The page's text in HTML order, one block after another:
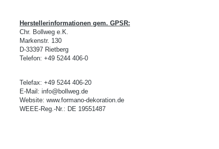
Herstellerinformationen gem. GPSR:
Chr. Bollweg e.K.
Markenstr. 130
D-33397 Rietberg
Telefon: +49 5244 406-0
Telefax: +49 5244 406-20
E-Mail: info@bollweg.de
Website: www.formano-dekoration.de
WEEE-Reg.-Nr.: DE 19551487